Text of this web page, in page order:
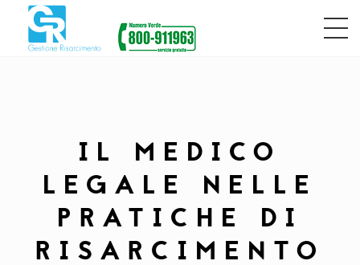
IL MEDICO
LEGALE NELLE
PRATICHE DI
RISARCIMENTO